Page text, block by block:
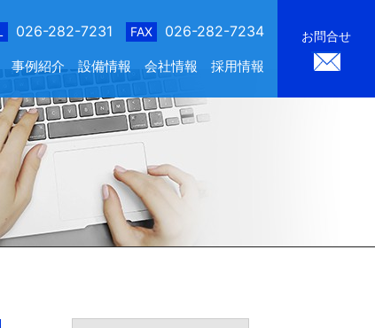
026-282-7231 FAX 026-282-7234
事例紹介 設備情報 会社情報 採用情報
お問合せ